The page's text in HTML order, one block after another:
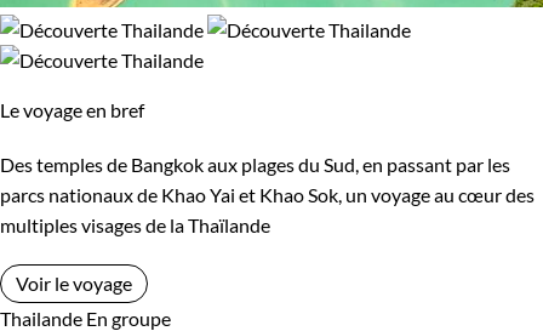
Environnement
Bord de mer et îles
Le voyage en bref
Des temples de Bangkok aux plages du Sud, en passant par les
parcs nationaux de Khao Yai et Khao Sok, un voyage au cœur des
multiples visages de la Thaïlande
Voir le voyage
Thailande En groupe